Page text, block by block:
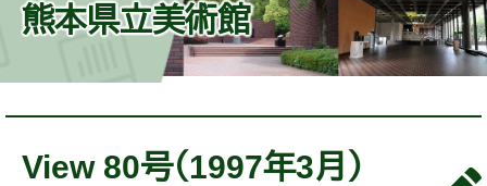
熊本県立美術館
View 80号（1997年3月）